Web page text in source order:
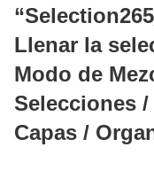
Llenar la
Modo de
Selecciones
Capas /